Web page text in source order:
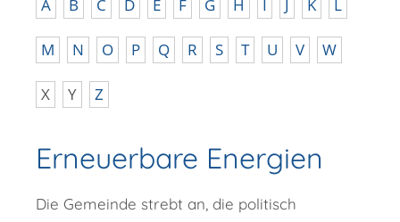
A B C D E F G H I J K L
M N O P Q R S T U V W
X Y Z
Erneuerbare Energien
Die Gemeinde strebt an, die politisch